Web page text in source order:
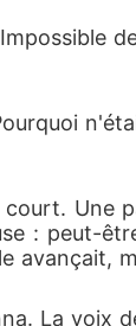
: peut-
avançait,
La voix